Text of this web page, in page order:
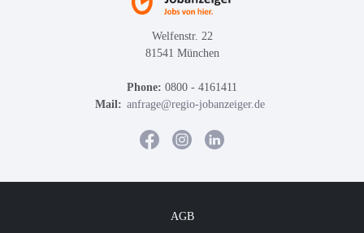
Welfenstr. 22
81541 München
Phone: 0800 - 4161411
Mail: anfrage@regio-jobanzeiger.de
AGB